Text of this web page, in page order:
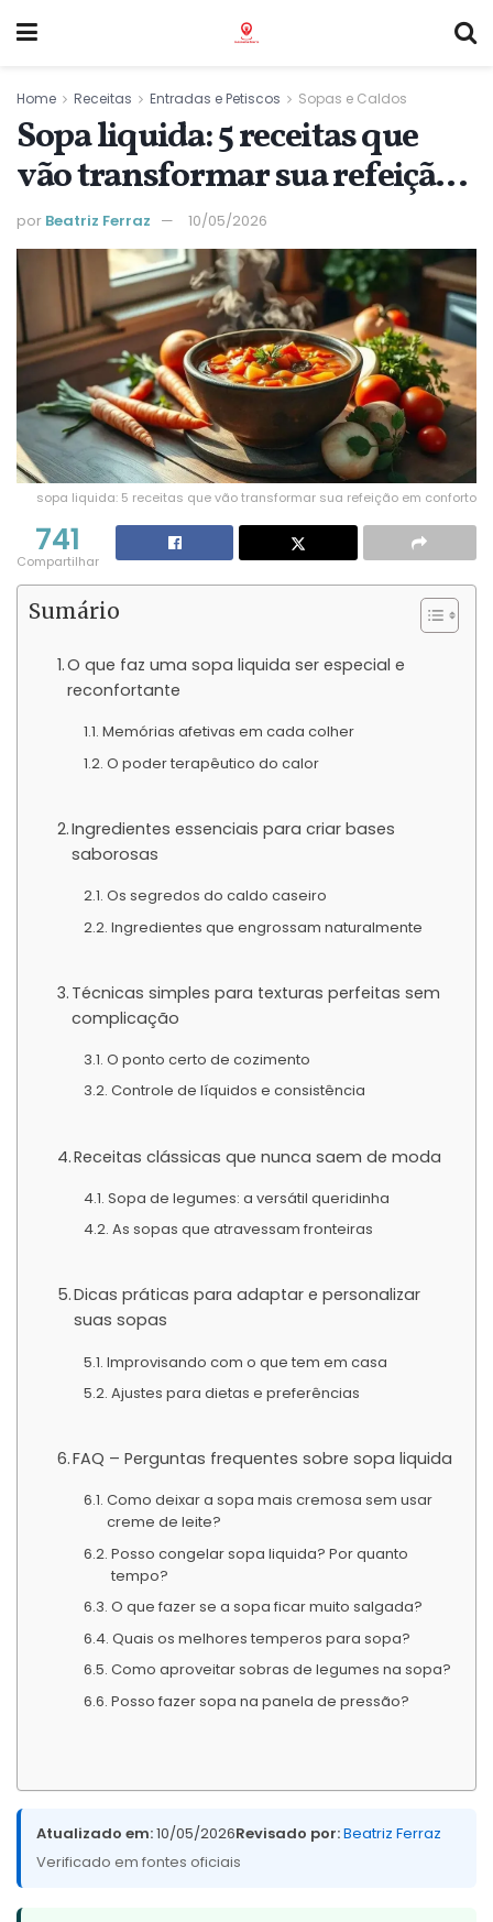
Home Receitas Entradas e Petiscos Sopas e Caldos
Sopa liquida: 5 receitas que
vão transformar sua refeição
em conforto
por Beatriz Ferraz 10/05/2026
sopa liquida: 5 receitas que vão transformar sua refeição em conforto
741
Compartilhar
Sumário
O que faz uma sopa liquida ser especial e
reconfortante
Memórias afetivas em cada colher
O poder terapêutico do calor
Ingredientes essenciais para criar bases
saborosas
Os segredos do caldo caseiro
Ingredientes que engrossam naturalmente
Técnicas simples para texturas perfeitas sem
complicação
O ponto certo de cozimento
Controle de líquidos e consistência
Receitas clássicas que nunca saem de moda
Sopa de legumes: a versátil queridinha
As sopas que atravessam fronteiras
Dicas práticas para adaptar e personalizar
suas sopas
Improvisando com o que tem em casa
Ajustes para dietas e preferências
FAQ – Perguntas frequentes sobre sopa liquida
Como deixar a sopa mais cremosa sem usar
creme de leite?
Posso congelar sopa liquida? Por quanto
tempo?
O que fazer se a sopa ficar muito salgada?
Quais os melhores temperos para sopa?
Como aproveitar sobras de legumes na sopa?
Posso fazer sopa na panela de pressão?
Atualizado em:10/05/2026Revisado por:Beatriz Ferraz
Verificado em fontes oficiais